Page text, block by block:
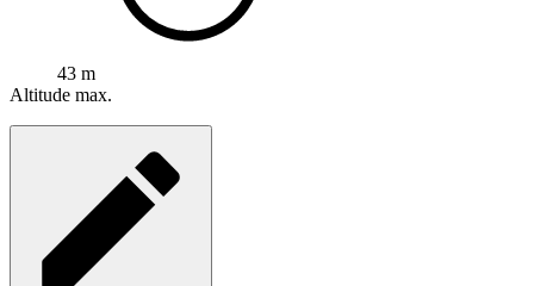
43 m
Altitude max.